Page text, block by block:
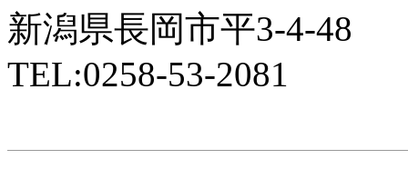
新潟県長岡市平3-4-48
TEL:0258-53-2081